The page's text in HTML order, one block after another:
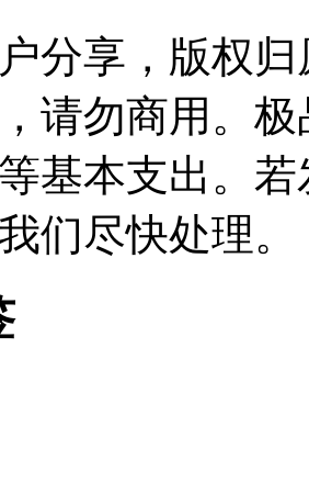
分享，版权
请勿商用。
基本支出。
们尽快处理。